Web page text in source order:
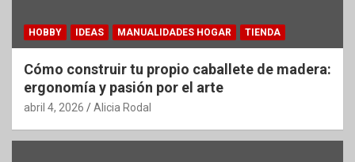
HOBBY IDEAS MANUALIDADES HOGAR TIENDA
Cómo construir tu propio caballete de madera:
ergonomía y pasión por el arte
abril 4, 2026 Alicia Rodal